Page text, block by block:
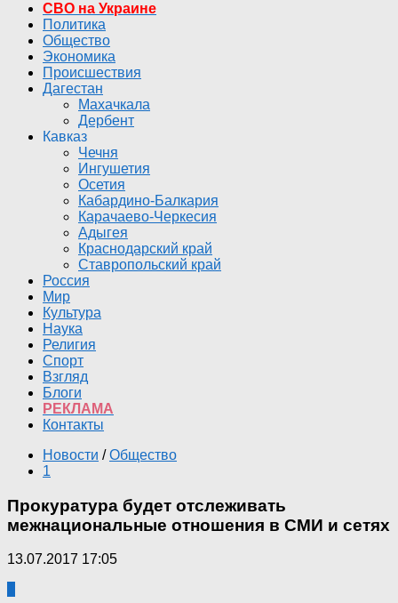
СВО на Украине
Политика
Общество
Экономика
Происшествия
Дагестан
Махачкала
Дербент
Кавказ
Чечня
Ингушетия
Осетия
Кабардино-Балкария
Карачаево-Черкесия
Адыгея
Краснодарский край
Ставропольский край
Россия
Мир
Культура
Наука
Религия
Спорт
Взгляд
Блоги
РЕКЛАМА
Контакты
Новости / Общество
1
Прокуратура будет отслеживать
межнациональные отношения в СМИ и сетях
13.07.2017 17:05